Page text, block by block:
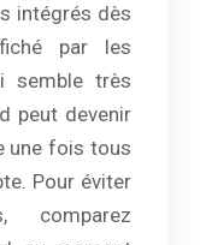
intégrés dès
par les
semble très
peut devenir
une fois tous
Pour éviter
comparez